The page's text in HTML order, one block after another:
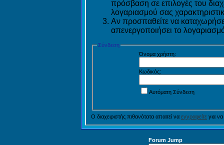
πρόσβαση σε επιλογές του
λογαριασμού σας
Αν προσπαθείτε να
απενεργοποιήσει το
Σύνδεση
Όνομα χρήστη:
Κωδικός:
Αυτόματη Σύνδεση
Ο διαχειριστής πιθανότατα απαιτεί να εγγραφείτε για
Forum Jump